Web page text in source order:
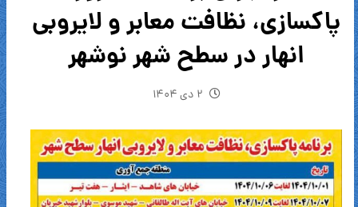
پاکسازی، نظافت معابر و لایروبی
انهار در سطح شهر نوشهر
۲ دی ۱۴۰۴